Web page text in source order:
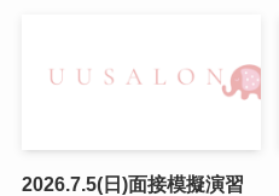
2026.7.5(日)面接模擬演習